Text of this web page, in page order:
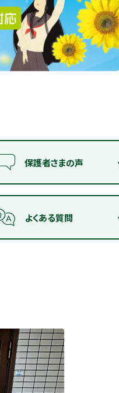
保護者さまの声
よくある質問